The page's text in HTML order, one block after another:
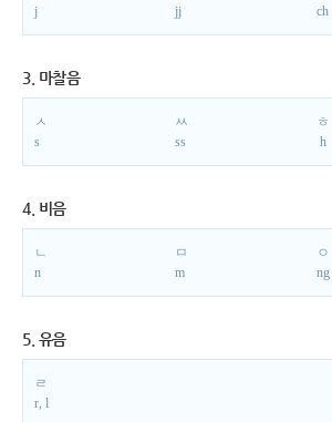
j
jj
ch
3. 마찰음
ㅅ
s
ㅆ
ss
ㅎ
h
4. 비음
ㄴ
n
ㅁ
m
ㅇ
ng
5. 유음
ㄹ
r, l